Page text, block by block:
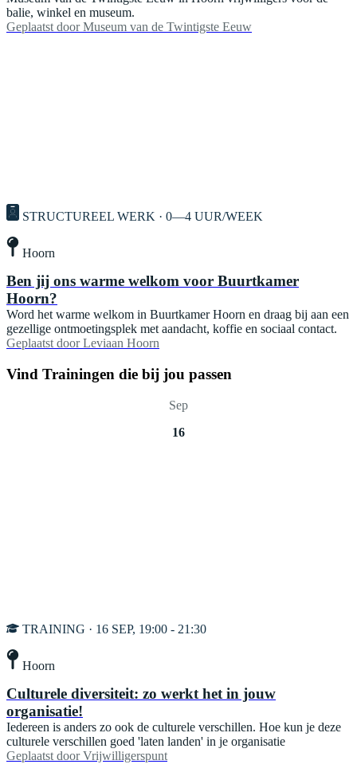
balie, winkel en museum.
Geplaatst door Museum van de Twintigste Eeuw
STRUCTUREEL WERK · 0—4 UUR/WEEK
Hoorn
Ben jij ons warme welkom voor Buurtkamer
Hoorn?
Word het warme welkom in Buurtkamer Hoorn en draag bij aan een
gezellige ontmoetingsplek met aandacht, koffie en sociaal contact.
Geplaatst door Leviaan Hoorn
Vind Trainingen die bij jou passen
Sep
16
TRAINING · 16 SEP, 19:00 - 21:30
Hoorn
Culturele diversiteit: zo werkt het in jouw
organisatie!
Iedereen is anders zo ook de culturele verschillen. Hoe kun je deze
culturele verschillen goed 'laten landen' in je organisatie
Geplaatst door Vrijwilligerspunt